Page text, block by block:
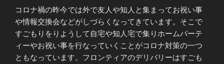
コロナ禍の昨今では外で友人や知人と集まってお祝い事
や情報交換会などがしづらくなってきています。そこで
すごもりをりようして自宅や知人宅で集りホームパーテ
ィーやお祝い事を行なっていくことがコロナ対策の一つ
ともなっています。フロンティアのデリバリーはすごも